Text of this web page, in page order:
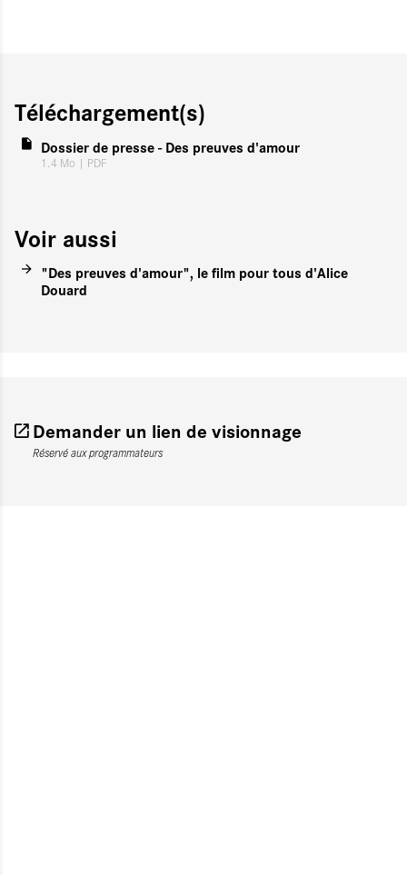
Téléchargement(s)
Dossier de presse - Des preuves d'amour
1.4 Mo | PDF
Voir aussi
"Des preuves d'amour", le film pour tous d'Alice
Douard
Demander un lien de visionnage
Réservé aux programmateurs